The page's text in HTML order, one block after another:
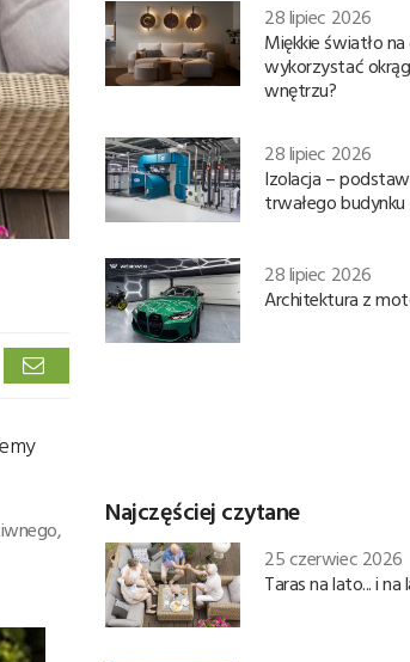
28 lipiec 2026
Miękkie światło na
wykorzystać
wnętrzu?
28 lipiec 2026
Izolacja –
trwałego budynku
28 lipiec 2026
Architektura z
Najczęściej czytane
25 czerwiec 2026
Taras na lato... i na